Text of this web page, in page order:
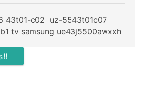
43t01-c02 uz-5543t01c07
tv samsung ue43j5500awxxh